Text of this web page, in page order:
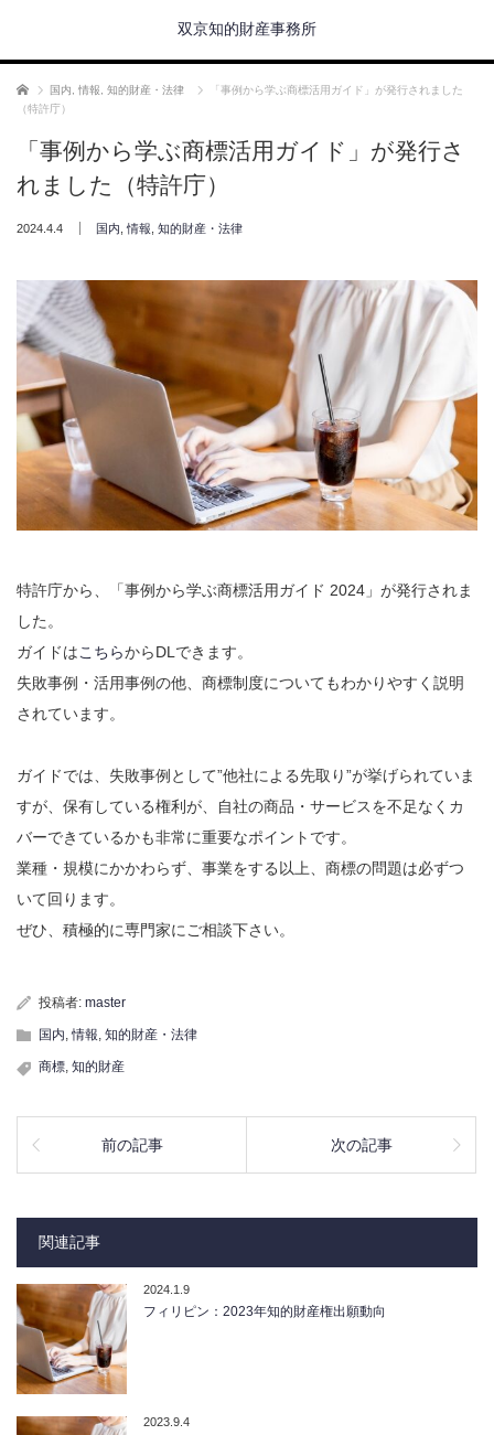
双京知的財産事務所
ホーム 国内 情報 知的財産・法律
「事例から学ぶ商標活用ガイド」が発行されました
（特許庁）
「事例から学ぶ商標活用ガイド」が発行さ
れました（特許庁）
2024.4.4 国内 ,情報 知的財産・法律
特許庁から、「事例から学ぶ商標活用ガイド 2024」が発行されま
した。
ガイドはこちらからDLできます。
失敗事例・活用事例の他、商標制度についてもわかりやすく説明
されています。
ガイドでは、失敗事例として”他社による先取り”が挙げられていま
すが、保有している権利が、自社の商品・サービスを不足なくカ
バーできているかも非常に重要なポイントです。
業種・規模にかかわらず、事業をする以上、商標の問題は必ずつ
いて回ります。
ぜひ、積極的に専門家にご相談下さい。
投稿者: master
国内,情報, 知的財産・法律
商標, 知的財産
前の記事 次の記事
関連記事
2024.1.9
フィリピン：2023年知的財産権出願動向
2023.9.4